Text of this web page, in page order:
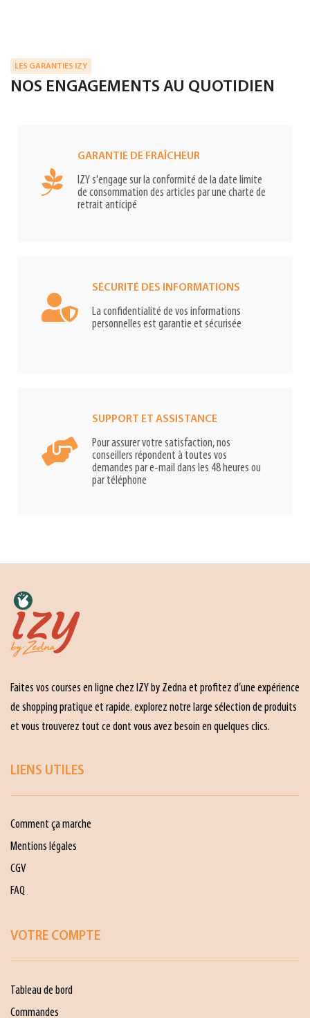
LES GARANTIES IZY
NOS ENGAGEMENTS AU QUOTIDIEN
GARANTIE DE FRAÎCHEUR
IZY s'engage sur la conformité de la date limite
de consommation des articles par une charte de
retrait anticipé
SÉCURITÉ DES INFORMATIONS
La confidentialité de vos informations
personnelles est garantie et sécurisée
SUPPORT ET ASSISTANCE
Pour assurer votre satisfaction, nos
conseillers répondent à toutes vos
demandes par e-mail dans les 48 heures ou
par téléphone
Faites vos courses en ligne chez IZY by Zedna et profitez d’une expérience
de shopping pratique et rapide. explorez notre large sélection de produits
et vous trouverez tout ce dont vous avez besoin en quelques clics.
LIENS UTILES
Comment ça marche
Mentions légales
CGV
FAQ
VOTRE COMPTE
Tableau de bord
Commandes